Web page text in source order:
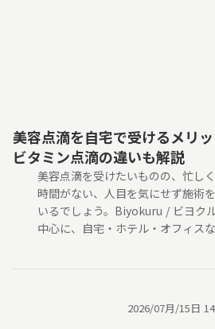
美容点滴を自宅で受けるメリ
ビタミン点滴の違いも解説
美容点滴を受けたいものの、忙し
時間がない、人目を気にせず施術
いるでしょう。Biyokuru / ビヨク
中心に、自宅・ホテル・オフィス
2026/07月/15日